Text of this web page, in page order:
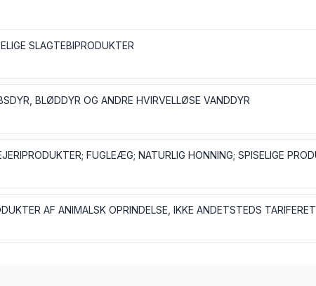
SLAGTEBIPRODUKTER
BLØDDYR OG ANDRE HVIRVELLØSE VANDDYR
AF ANIMALSK OPRINDELSE, IKKE ANDETSTEDS TARIFERET